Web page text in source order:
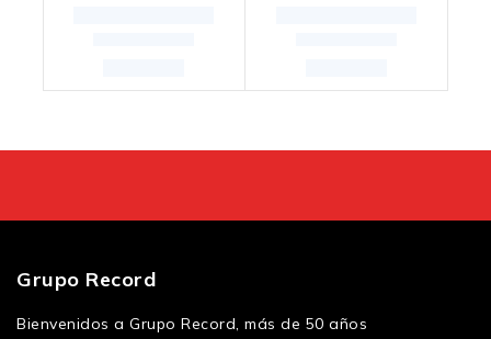
Grupo Record
Bienvenidos a Grupo Record, más de 50 años